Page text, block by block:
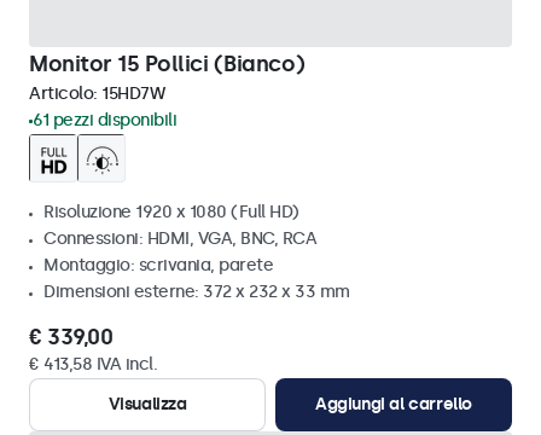
Monitor 15 Pollici (Bianco)
Articolo: 15HD7W
61 pezzi disponibili
Risoluzione 1920 x 1080 (Full HD)
Connessioni: HDMI, VGA, BNC, RCA
Montaggio: scrivania, parete
Dimensioni esterne: 372 x 232 x 33 mm
€ 339,00
€ 413,58 IVA incl.
Visualizza
Aggiungi al carrello